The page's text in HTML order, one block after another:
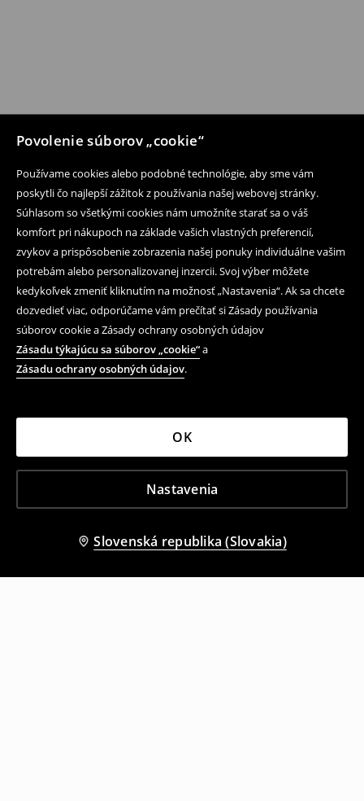
Povolenie súborov „cookie“
Používame cookies alebo podobné technológie, aby sme vám
poskytli čo najlepší zážitok z používania našej webovej stránky.
Súhlasom so všetkými cookies nám umožníte starať sa o váš
komfort pri nákupoch na základe vašich vlastných preferencií,
zvykov a prispôsobenie zobrazenia našej ponuky individuálne vašim
potrebám alebo personalizovanej inzercii. Svoj výber môžete
kedykoľvek zmeniť kliknutím na možnosť „Nastavenia“. Ak sa chcete
dozvedieť viac, odporúčame vám prečítať si Zásady používania
súborov cookie a Zásady ochrany osobných údajov
Zásadu týkajúcu sa súborov „cookie“a
Zásadu ochrany osobných údajov.
Nastavenia
OK
Slovenská republika (Slovakia)